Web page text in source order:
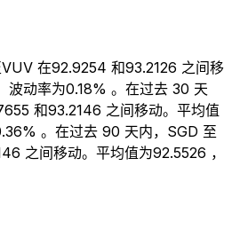
在92.9254 和93.2126 之间移
波动率为0.18% 。在过去 30 天
和93.2146 之间移动。平均值
。在过去 90 天内，SGD 至
之间移动。平均值为92.5526 ，